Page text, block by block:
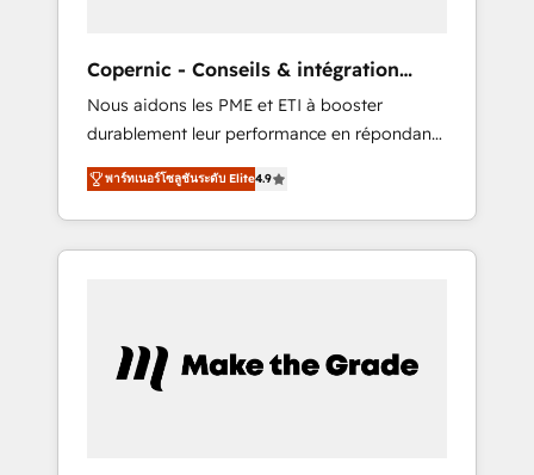
Solutions Partner 🤝 - Global: 75+ RPers
across five continents 🌐 - Scale: Largest
organically grown & fastest tiering Elite
HubSpot Partner 🪴 - CRM: More Sales Hub
implementations than any other Partner 💻 -
Salesforce: We convert SFDC addicts to
HubSpot evangelists 🧡 Don't pick a
Copernic - Conseils & intégration
HubSpot
Nous aidons les PME et ETI à booster
durablement leur performance en répondant
aux vrais défis : • Intégration de HubSpot
avec d’autres outils (ERP, téléphonie, etc.) •
Alignement des équipes grâce à un outil et
des données partagées • Amélioration de la
Notre équipe de 30 consultants certifiés
HubSpot aborde chaque projet avec un
พาร์ทเนอร์โซลูชันระดับ Elite4.9